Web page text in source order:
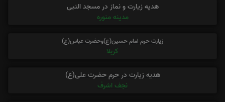
هدیه زیارت و نماز در مسجد النبی
مدینه منوره
زیارت حرم امام حسین(ع)وحضرت عباس(ع)
کربلا
هدیه زیارت در حرم حضرت علی(ع)
نجف اشرف